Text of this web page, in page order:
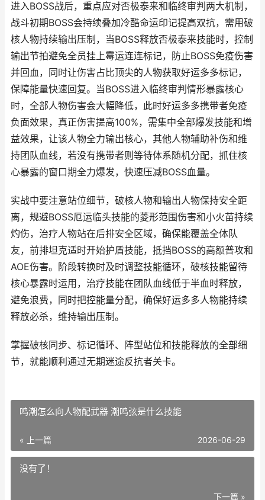
进入BOSS战后，重点应对否极泰来和临终审判两大机制，
战斗初期BOSS会持续叠加冷酷命运印记提高双抗，需用破
核人物持续输出压制，当BOSS释放否极泰来技能时，控制
输出节拍避免全员挂上霉运连连标记，防止BOSS免疫伤害
并回血，同时让伤害占比顶尖的人物获取好运多多标记，
保障能量快速回复。当BOSS进入临终审判情形暴露核心
时，全部人物伤害会大幅降低，此时好运多多携带者免疫
负面效果，真正伤害提高100%，需集中全部爆发技能和增
益效果，让该人物全力输出核心，其他人物辅助补伤和维
持团队血线，若没有携带者则等待体系随机分配，抓住核
心暴露的窗口期全力爆发，快速压减BOSS血量。
实战中要注意站位细节，破核人物和输出人物保持安全距
离，规避BOSS厄运临头技能的菱形范围伤害和小火苗持续
灼伤，治疗人物站在后排安全区域，确保能覆盖全体队
友，前排坦克适时开始护盾技能，抵挡BOSS的高额普攻和
AOE伤害。阶段转换时及时调整技能循环，破核技能留待
核心暴露时运用，治疗技能在团队血线低于半血时释放，
避免浪费，同时把控能量分配，确保好运多多人物能持续
释放必杀，维持输出压制。
掌握破核同步、标记循环、阵型站位和技能释放的全部细
节，就能顺利通过无期迷途反抗者关卡。
鸣潮怎么向人物配武器 潮鸣弦是什么技能
« 上一篇 2026-06-29
没有了！
下一篇 »